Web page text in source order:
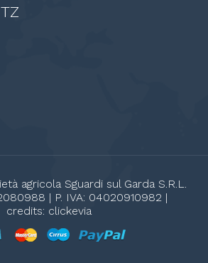
agricola Sguardi sul Garda S.R.L.
| P. IVA: 04020910982 |
credits: clickevia